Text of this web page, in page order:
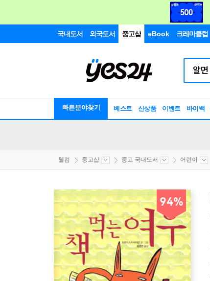
국내도서 외국도서 중고샵 eBook 크레마클럽
빠른분야찾기 베스트 신상품 이벤트 바이백
웰컴 중고샵 중고 국내도서 어린이
94%